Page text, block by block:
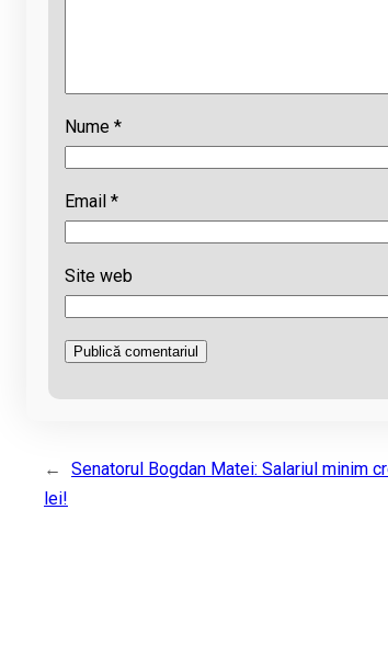
Nume *
Email *
Site web
←
Senatorul Bogdan Matei: Salariul minim
lei!